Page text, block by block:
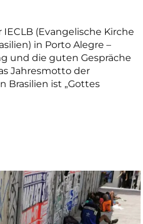
(Evangelische Kirche
in Porto Alegre –
und die guten Gespräche
Jahresmotto der
Brasilien ist „Gottes